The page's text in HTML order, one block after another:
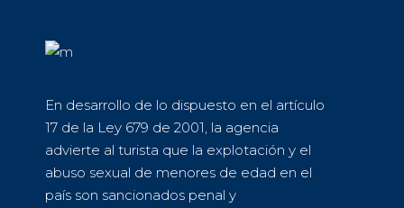
En desarrollo de lo dispuesto en el artículo
17 de la Ley 679 de 2001, la agencia
advierte al turista que la explotación y el
abuso sexual de menores de edad en el
país son sancionados penal y